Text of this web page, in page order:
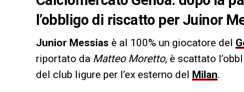
l’obbligo di riscatto per Juinor
Junior Messias è al 100% un giocatore del
riportato da Matteo Moretto, è scattato
del club ligure per l’ex esterno del
Milan.